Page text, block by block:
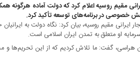
مقیم روسیه اعلام کرد که دولت آماده هرگونه
خصوصی در برنامه‌های توسعه تأکید کرد.
ایرانی مقیم روسیه، بیان کرد: نگاه دولت به
او متعلق به تمدن ایران اسلامی است.
گفت: ما تلاش کردیم که از این تحریم‌ها و